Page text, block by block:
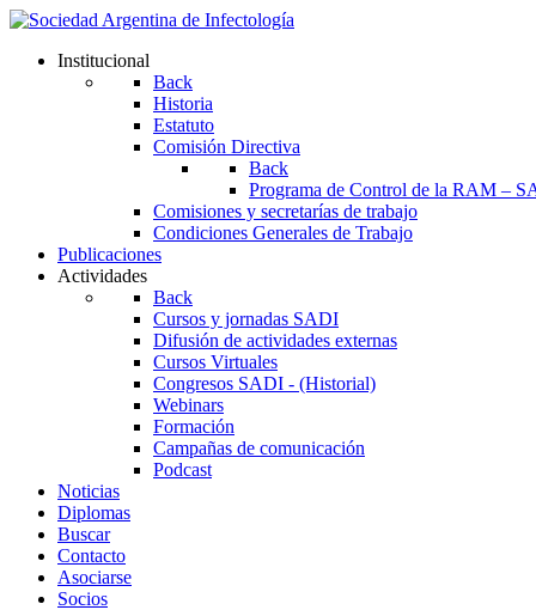
Institucional
Back
Historia
Estatuto
Comisión Directiva
Back
Programa de Control de la RAM –
Comisiones y secretarías de trabajo
Condiciones Generales de Trabajo
Publicaciones
Actividades
Back
Cursos y jornadas SADI
Difusión de actividades externas
Cursos Virtuales
Congresos SADI - (Historial)
Webinars
Formación
Campañas de comunicación
Podcast
Noticias
Diplomas
Buscar
Contacto
Asociarse
Socios